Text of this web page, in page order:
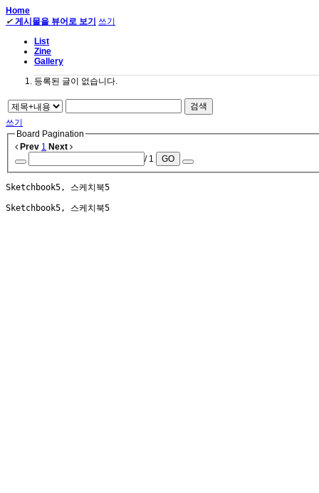
Home
✔ 게시물을 뷰어로 보기
쓰기
List
Zine
Gallery
등록된 글이 없습니다.
검색
쓰기
Board Pagination
Prev 1 Next
/ 1
GO
Sketchbook5, 스케치북5
Sketchbook5, 스케치북5